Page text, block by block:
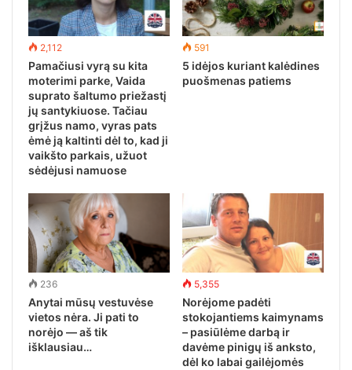
2,112
Pamačiusi vyrą su kita
moterimi parke, Vaida
suprato šaltumo priežastį
jų santykiuose. Tačiau
grįžus namo, vyras pats
ėmė ją kaltinti dėl to, kad ji
vaikšto parkais, užuot
sėdėjusi namuose
591
5 idėjos kuriant kalėdines
puošmenas patiems
236
Anytai mūsų vestuvėse
vietos nėra. Ji pati to
norėjo — aš tik
išklausiau…
5,355
Norėjome padėti
stokojantiems kaimynams
– pasiūlėme darbą ir
davėme pinigų iš anksto,
dėl ko labai gailėjomės